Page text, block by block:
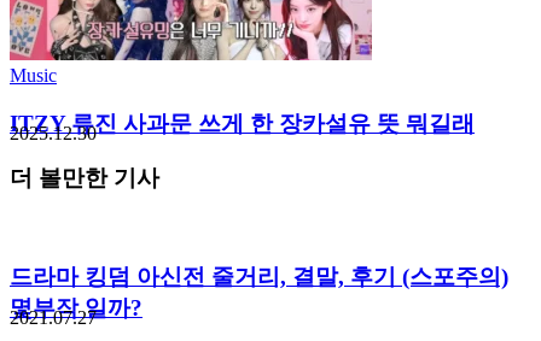
Music
ITZY 류진 사과문 쓰게 한 장카설유 뜻 뭐길래
2025.12.30
더 볼만한 기사
드라마 킹덤 아신전 줄거리, 결말, 후기 (스포주의)
몇부작 일까?
2021.07.27